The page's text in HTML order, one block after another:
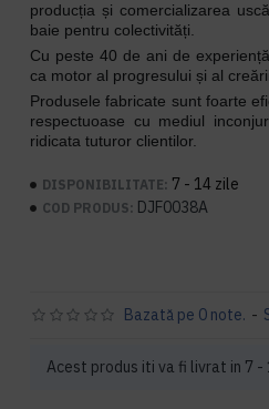
producția și comercializarea
baie pentru colectivități.
Cu peste 40 de ani de
ca motor al progresului și al
Produsele fabricate sunt foarte
respectuoase cu mediul
ridicata tuturor clientilor.
DISPONIBILITATE: 7 - 14 zile
COD PRODUS: DJF0038A
Acest produs iti va fi livrat in 7 -
Bazată pe 0 note. -